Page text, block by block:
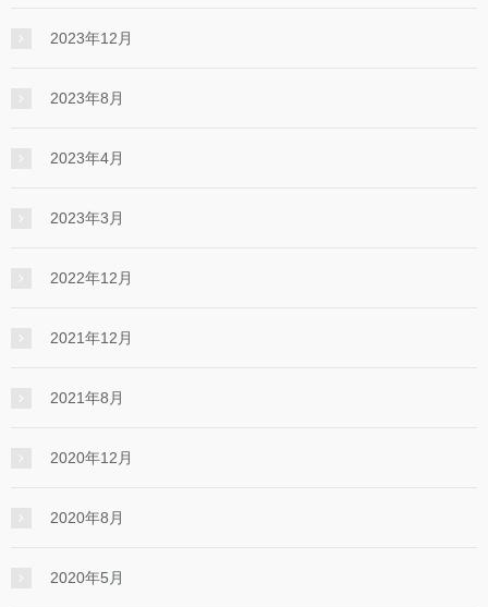
2023年12月
2023年8月
2023年4月
2023年3月
2022年12月
2021年12月
2021年8月
2020年12月
2020年8月
2020年5月